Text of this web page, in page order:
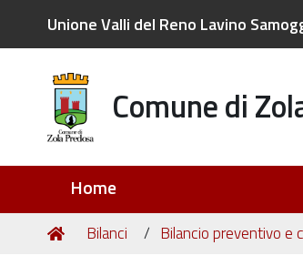
Unione Valli del Reno Lavino
Comune di
Home
Tu
Home
Bilanci Bilancio preventivo e